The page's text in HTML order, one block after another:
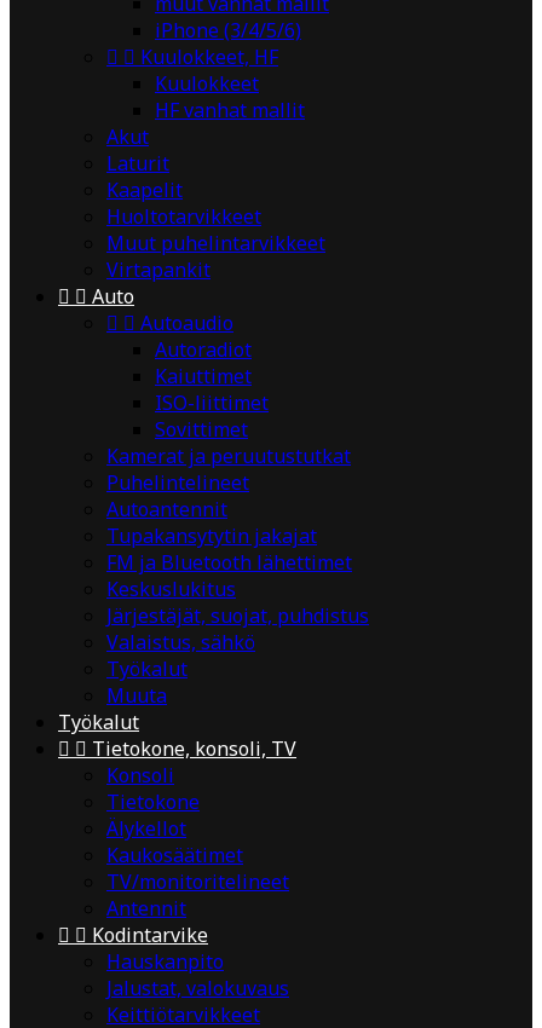
iPhone (3/4/5/6)
  Kuulokkeet, HF
Kuulokkeet
HF vanhat mallit
Akut
Laturit
Kaapelit
Huoltotarvikkeet
Muut puhelintarvikkeet
Virtapankit
  Auto
  Autoaudio
Autoradiot
Kaiuttimet
ISO-liittimet
Sovittimet
Kamerat ja peruutustutkat
Puhelintelineet
Autoantennit
Tupakansytytin jakajat
FM ja Bluetooth lähettimet
Keskuslukitus
Järjestäjät, suojat, puhdistus
Valaistus, sähkö
Työkalut
Muuta
Työkalut
  Tietokone, konsoli, TV
Konsoli
Tietokone
Älykellot
Kaukosäätimet
TV/monitoritelineet
Antennit
  Kodintarvike
Hauskanpito
Jalustat, valokuvaus
Keittiötarvikkeet